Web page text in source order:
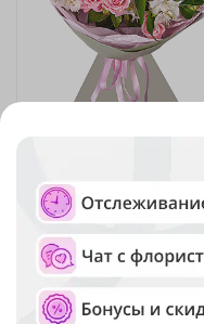
Букет "Нежный момент"
В наличии
2 070 ₽